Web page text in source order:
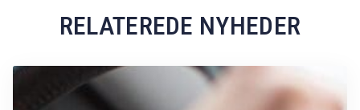
RELATEREDE NYHEDER